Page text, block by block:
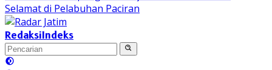
Selamat di Pelabuhan Paciran
RedaksiIndeks